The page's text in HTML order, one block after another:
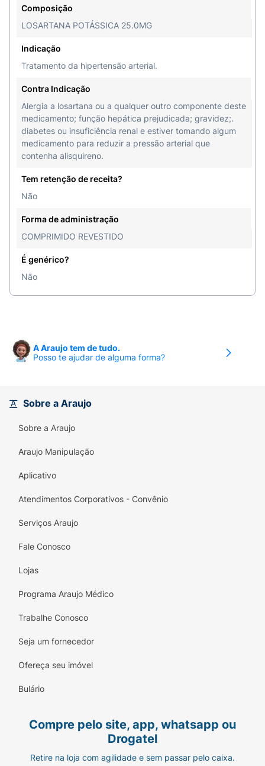
Composição
LOSARTANA POTÁSSICA 25.0MG
Indicação
Tratamento da hipertensão arterial.
Contra Indicação
Alergia a losartana ou a qualquer outro componente deste
medicamento; função hepática prejudicada; gravidez;.
diabetes ou insuficiência renal e estiver tomando algum
medicamento para reduzir a pressão arterial que
contenha alisquireno.
Tem retenção de receita?
Não
Forma de administração
COMPRIMIDO REVESTIDO
É genérico?
Não
A Araujo tem de tudo.
Posso te ajudar de alguma forma?
Sobre a Araujo
Sobre a Araujo
Araujo Manipulação
Aplicativo
Atendimentos Corporativos - Convênio
Serviços Araujo
Fale Conosco
Lojas
Programa Araujo Médico
Trabalhe Conosco
Seja um fornecedor
Ofereça seu imóvel
Bulário
Compre pelo site, app, whatsapp ou
Drogatel
Retire na loja com agilidade e sem passar pelo caixa.